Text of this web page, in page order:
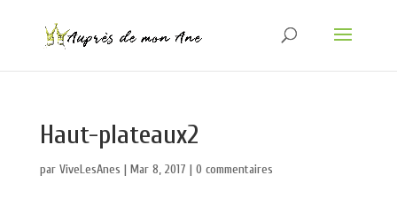
Haut-plateaux2
par ViveLesAnes | Mar 8, 2017 | 0 commentaires